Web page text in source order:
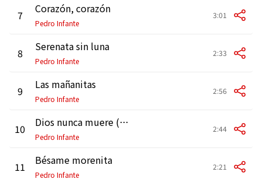
7 Corazón, corazón
Pedro Infante
3:01
8 Serenata sin luna
Pedro Infante
2:33
9 Las mañanitas
Pedro Infante
2:56
10 Dios nunca muere (Ver. original)
Pedro Infante
2:44
11 Bésame morenita
Pedro Infante
2:21